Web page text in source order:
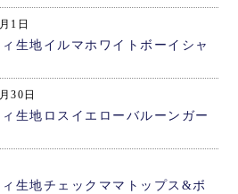
1日
生地イルマホワイトボーイシャ
30日
生地ロスイエローバルーンガー
生地チェックママトップス&ボ